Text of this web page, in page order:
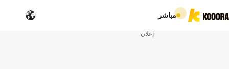
مباشر
إعلان